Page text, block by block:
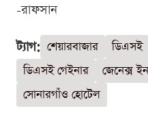
-রাফসান
ট্যাগ: শেয়ারবাজার ডিএসই
ডিএসই গেইনার
জেনেক্স
সোনারগাঁও হোটেল